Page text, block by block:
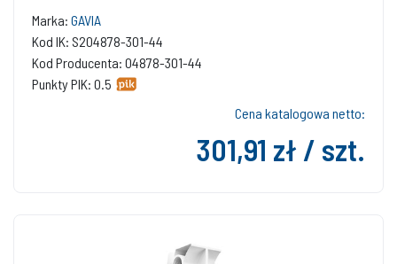
Marka: GAVIA
Kod IK: S204878-301-44
Kod Producenta: 04878-301-44
Punkty PIK: 0.5
Cena katalogowa netto:
301,91 zł / szt.